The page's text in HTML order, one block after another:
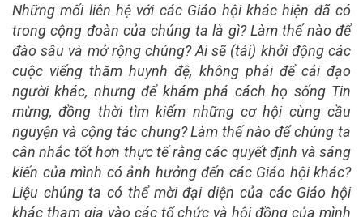
Những mối liên hệ với các Giáo hội khác hiện đã có
trong cộng đoàn của chúng ta là gì? Làm thế nào để
đào sâu và mở rộng chúng? Ai sẽ (tái) khởi động các
cuộc viếng thăm huynh đệ, không phải để cải đạo
người khác, nhưng để khám phá cách họ sống Tin
mừng, đồng thời tìm kiếm những cơ hội cùng cầu
nguyện và cộng tác chung? Làm thế nào để chúng ta
cân nhắc tốt hơn thực tế rằng các quyết định và sáng
kiến của mình có ảnh hưởng đến các Giáo hội khác?
Liệu chúng ta có thể mời đại diện của các Giáo hội
khác tham gia vào các tổ chức và hội đồng của mình